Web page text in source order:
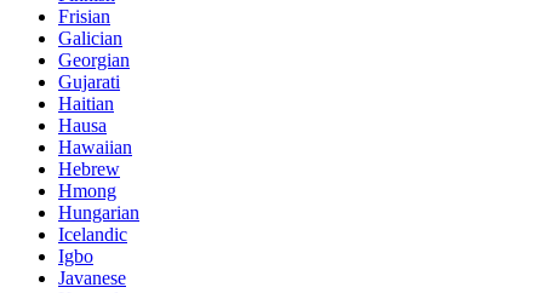
Frisian
Galician
Georgian
Gujarati
Haitian
Hausa
Hawaiian
Hebrew
Hmong
Hungarian
Icelandic
Igbo
Javanese